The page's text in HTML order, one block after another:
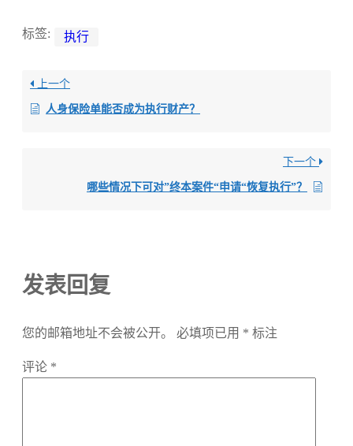
标签: 执行
上一个
人身保险单能否成为执行财产？
下一个
哪些情况下可对”终本案件“申请“恢复执行”？
发表回复
您的邮箱地址不会被公开。 必填项已用 * 标注
评论 *